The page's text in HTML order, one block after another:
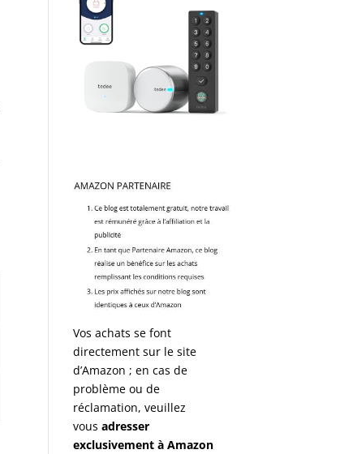
Vos achats se font
directement sur le site
d’Amazon ; en cas de
problème ou de
réclamation, veuillez
vousadresser
exclusivement à Amazon